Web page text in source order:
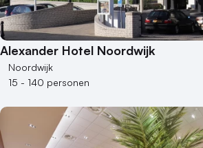
Alexander Hotel Noordwijk
Noordwijk
15 - 140 personen